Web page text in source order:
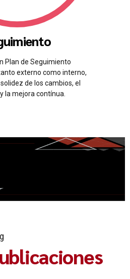
Plan de Seguimiento
externo como interno,
de los cambios, el
la mejora contínua.